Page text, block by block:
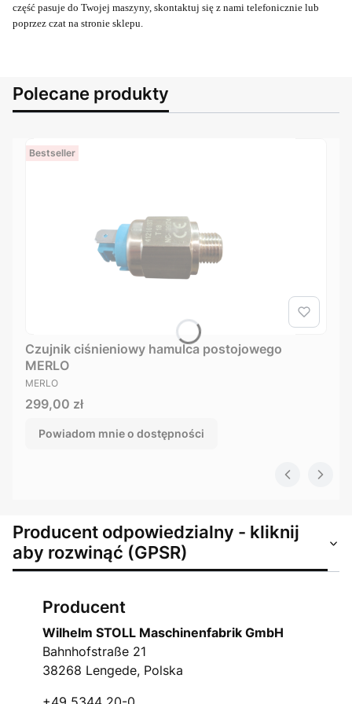
część pasuje do Twojej maszyny, skontaktuj się z nami telefonicznie lub
poprzez czat na stronie sklepu.
Polecane produkty
Bestseller
Czujnik ciśnieniowy hamulca postojowego
MERLO
PRODUCENT
MERLO
Cena
299,00 zł
Powiadom mnie o dostępności
Producent odpowiedzialny - kliknij
aby rozwinąć (GPSR)
Producent
Wilhelm STOLL Maschinenfabrik GmbH
Bahnhofstraße 21
38268 Lengede, Polska